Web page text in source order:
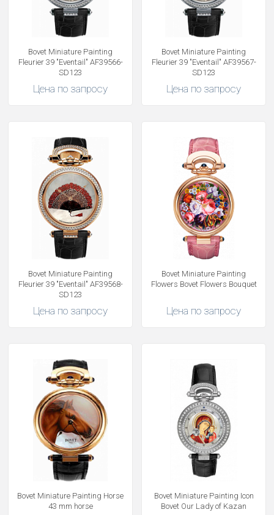
Bovet Miniature Painting
Fleurier 39 "Eventail" AF39566-
SD123
Цена по запросу
Bovet Miniature Painting
Fleurier 39 "Eventail" AF39567-
SD123
Цена по запросу
Bovet Miniature Painting
Fleurier 39 "Eventail" AF39568-
SD123
Цена по запросу
Bovet Miniature Painting
Flowers Bovet Flowers Bouquet
Цена по запросу
Bovet Miniature Painting Horse
43 mm horse
Bovet Miniature Painting Icon
Bovet Our Lady of Kazan